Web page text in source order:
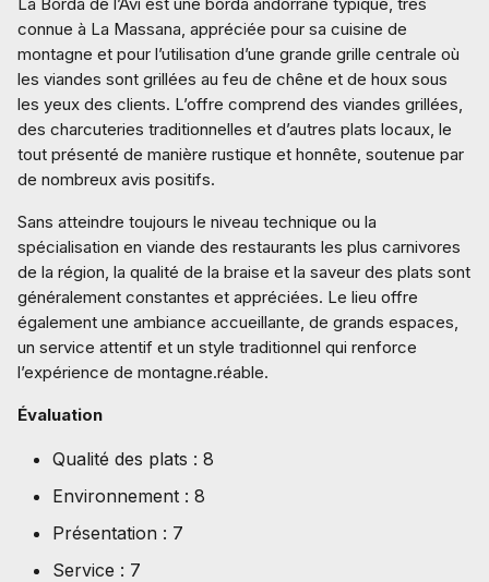
connue à La Massana, appréciée pour sa cuisine de
montagne et pour l’utilisation d’une grande grille centrale où
les viandes sont grillées au feu de chêne et de houx sous
les yeux des clients. L’offre comprend des viandes grillées,
des charcuteries traditionnelles et d’autres plats locaux, le
tout présenté de manière rustique et honnête, soutenue par
de nombreux avis positifs.
Sans atteindre toujours le niveau technique ou la
spécialisation en viande des restaurants les plus carnivores
de la région, la qualité de la braise et la saveur des plats sont
généralement constantes et appréciées. Le lieu offre
également une ambiance accueillante, de grands espaces,
un service attentif et un style traditionnel qui renforce
l’expérience de montagne.réable.
Évaluation
Qualité des plats : 8
Environnement : 8
Présentation : 7
Service : 7